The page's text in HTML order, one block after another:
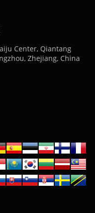
Center, Qiantang
Zhejiang, China